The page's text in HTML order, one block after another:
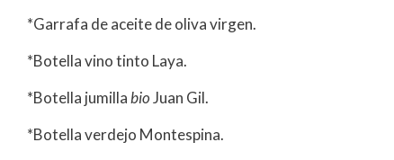
*Garrafa de aceite de oliva virgen.
*Botella vino tinto Laya.
*Botella jumillabioJuan Gil.
*Botella verdejo Montespina.